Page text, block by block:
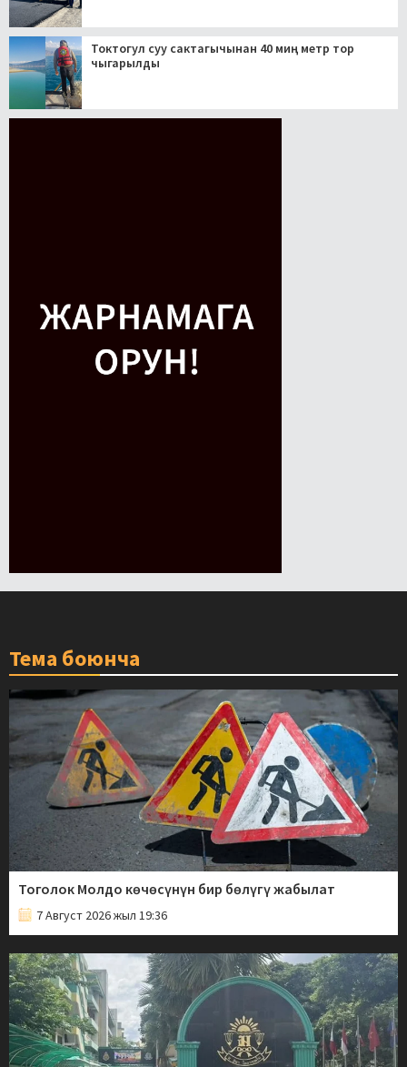
Токтогул суу сактагычынан 40 миң метр тор
чыгарылды
Тема боюнча
Тоголок Молдо көчөсүнүн бир бөлүгү жабылат
7 Август 2026 жыл 19:36